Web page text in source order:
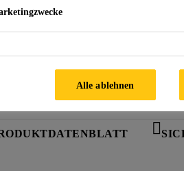
FINDEN SIE IHREN SIKA
BERATER
Alle ablehnen